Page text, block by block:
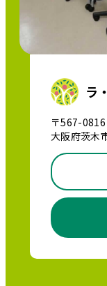
ラ
〒567-0816
大阪府茨木